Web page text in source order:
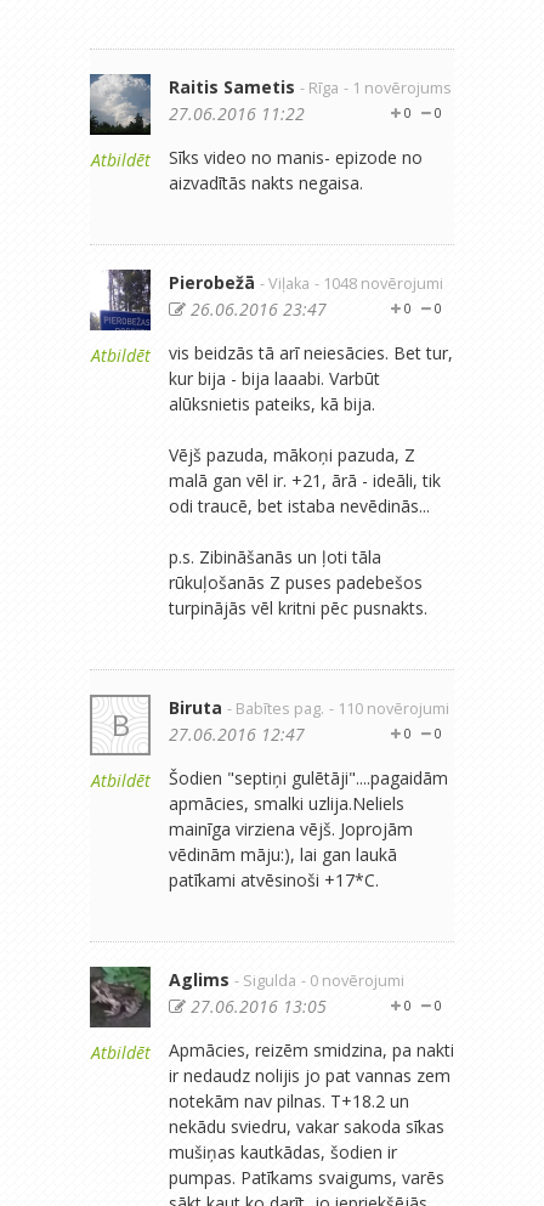
Atbildēt
Raitis Sametis - Rīga - 1 novērojums
0
0
27.06.2016 11:22
Sīks video no manis- epizode no
aizvadītās nakts negaisa.
Atbildēt
Pierobežā - Viļaka - 1048 novērojumi
0
0
26.06.2016 23:47
vis beidzās tā arī neiesācies. Bet tur,
kur bija - bija laaabi. Varbūt
alūksnietis pateiks, kā bija.
Vējš pazuda, mākoņi pazuda, Z
malā gan vēl ir. +21, ārā - ideāli, tik
odi traucē, bet istaba nevēdinās...
p.s. Zibināšanās un ļoti tāla
rūkuļošanās Z puses padebešos
turpinājās vēl kritni pēc pusnakts.
B
Atbildēt
Biruta - Babītes pag. - 110 novērojumi
0
0
27.06.2016 12:47
Šodien "septiņi gulētāji"....pagaidām
apmācies, smalki uzlija.Neliels
mainīga virziena vējš. Joprojām
vēdinām māju:), lai gan laukā
patīkami atvēsinoši +17*C.
Atbildēt
Aglims - Sigulda - 0 novērojumi
0
0
27.06.2016 13:05
Apmācies, reizēm smidzina, pa nakti
ir nedaudz nolijis jo pat vannas zem
notekām nav pilnas. T+18.2 un
nekādu sviedru, vakar sakoda sīkas
mušiņas kautkādas, šodien ir
pumpas. Patīkams svaigums, varēs